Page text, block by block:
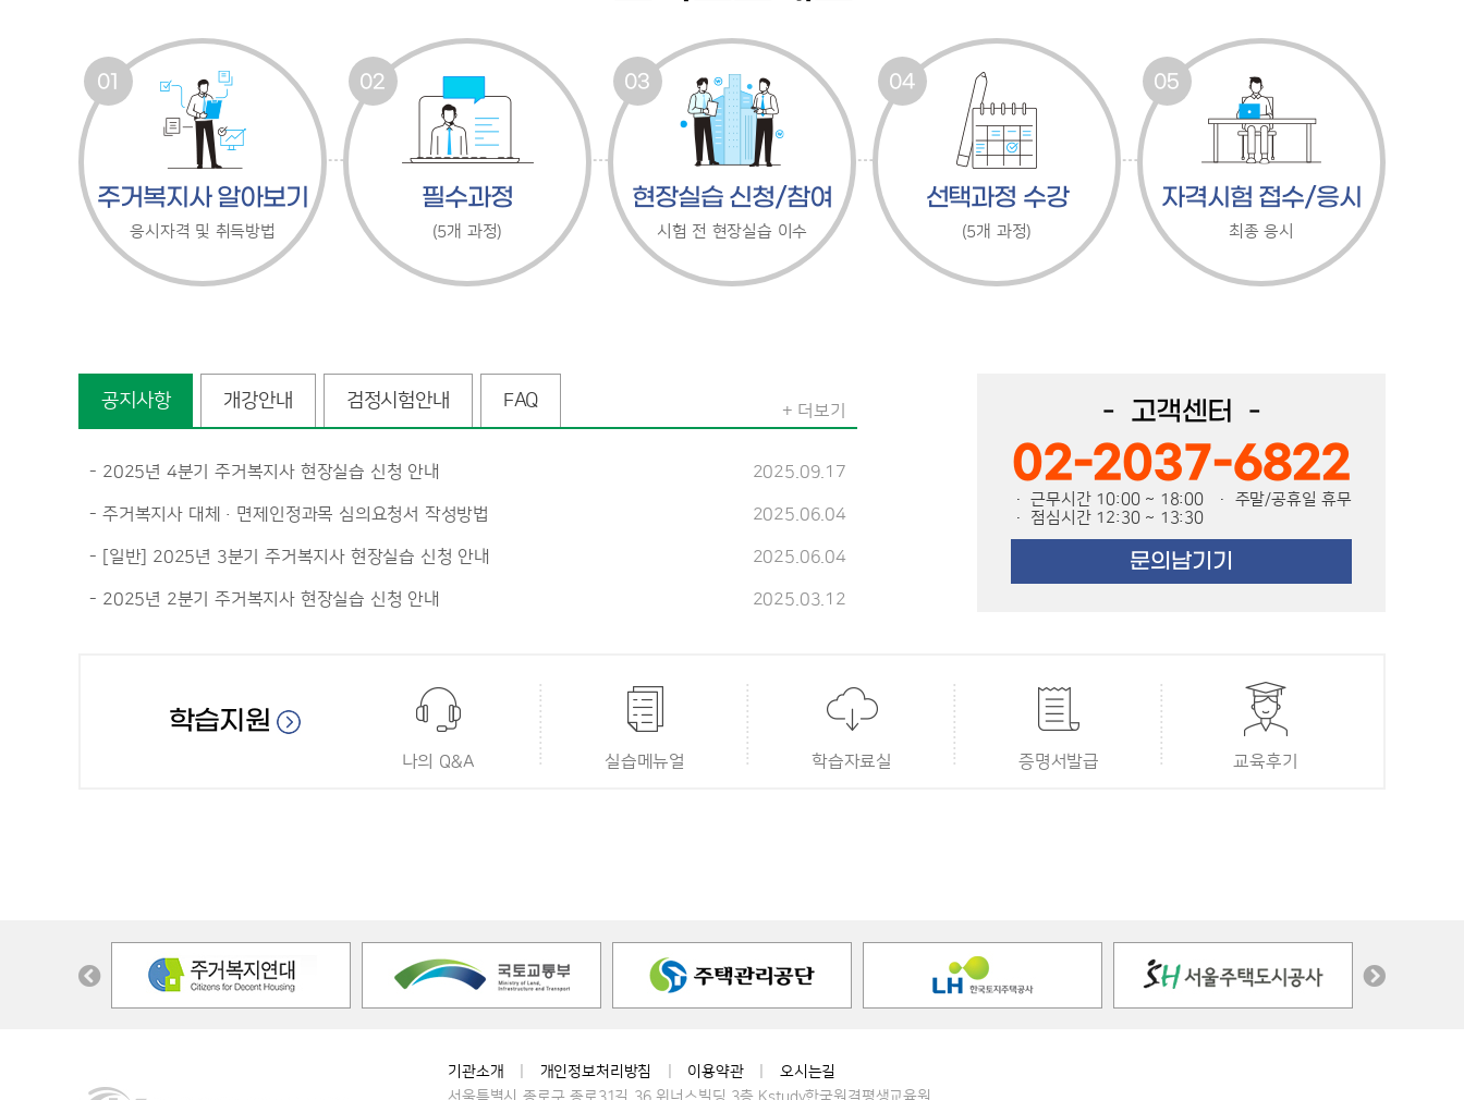
01
주거복지사 알아보기
응시자격 및 취득방법
02
필수과정
(5개 과정)
03
현장실습 신청/참여
시험 전 현장실습 이수
04
선택과정 수강
(5개 과정)
05
자격시험 접수/응시
최종 응시
공지사항 개강안내 검정시험안내 FAQ + 더보기
2025년 4분기 주거복지사 현장실습 신청 안내 2025.09.17
주거복지사 대체·면제인정과목 심의요청서 작성방법 2025.06.04
[일반] 2025년 3분기 주거복지사 현장실습 신청 안내 2025.06.04
2025년 2분기 주거복지사 현장실습 신청 안내 2025.03.12
고객센터
02-2037-6822
· 근무시간 10:00 ~ 18:00
· 주말/공휴일 휴무
· 점심시간 12:30 ~ 13:30
문의남기기
학습지원
나의 Q&A 실습메뉴얼 학습자료실 증명서발급 교육후기
기관소개 개인정보처리방침 이용약관
오시는길